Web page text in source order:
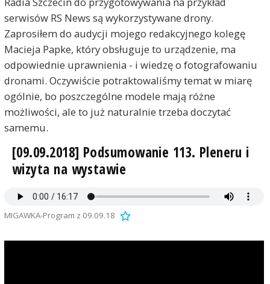
serwisów RS News są wykorzystywane drony.
Zaprosiłem do audycji mojego redakcyjnego kolegę
Macieja Papke, który obsługuje to urządzenie, ma
odpowiednie uprawnienia - i wiedzę o fotografowaniu
dronami. Oczywiście potraktowaliśmy temat w miarę
ogólnie, bo poszczególne modele mają różne
możliwości, ale to już naturalnie trzeba doczytać
samemu.
[09.09.2018] Podsumowanie 113. Pleneru i
wizyta na wystawie
MIGAWKA-Program z 09.09.18